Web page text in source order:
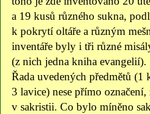
a 19 kusů různého sukna,
k pokrytí oltáře a různým
inventáře byly i tři různé
(z nich jedna kniha evangelií).
Řada uvedených předmětů
3 lavice) nese přímo označení,
v sakristii. Co bylo míněno